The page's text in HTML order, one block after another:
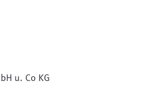
u. Co KG